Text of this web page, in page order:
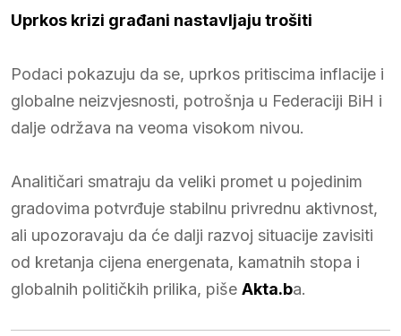
Uprkos krizi građani nastavljaju trošiti
Podaci pokazuju da se, uprkos pritiscima inflacije i
globalne neizvjesnosti, potrošnja u Federaciji BiH i
dalje održava na veoma visokom nivou.
Analitičari smatraju da veliki promet u pojedinim
gradovima potvrđuje stabilnu privrednu aktivnost,
ali upozoravaju da će dalji razvoj situacije zavisiti
od kretanja cijena energenata, kamatnih stopa i
globalnih političkih prilika, piše Akta.ba.